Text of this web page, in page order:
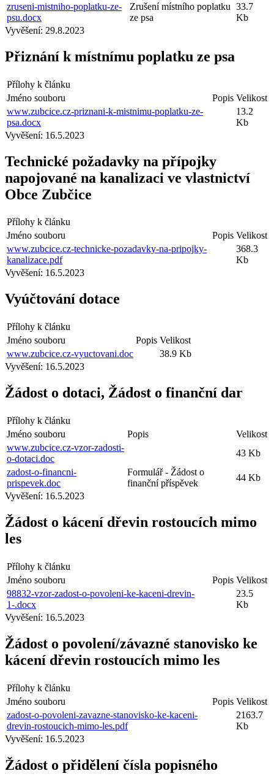
zruseni-mistniho-poplatku-ze-
psu.docx
Zrušení místního poplatku
ze psa
33.7
Kb
Vyvěšení: 29.8.2023
Přiznání k místnímu poplatku ze psa
Přílohy k článku
Jméno souboru
Popis Velikost
www.zubcice.cz-priznani-k-mistnimu-poplatku-ze-
psa.docx
13.2
Kb
Vyvěšení: 16.5.2023
Technické požadavky na přípojky
napojované na kanalizaci ve vlastnictví
Obce Zubčice
Přílohy k článku
Jméno souboru
Popis Velikost
www.zubcice.cz-technicke-pozadavky-na-pripojky-
kanalizace.pdf
368.3
Kb
Vyvěšení: 16.5.2023
Vyúčtování dotace
Přílohy k článku
Jméno souboru
Popis Velikost
www.zubcice.cz-vyuctovani.doc
38.9 Kb
Vyvěšení: 16.5.2023
Žádost o dotaci, Žádost o finanční dar
Přílohy k článku
Jméno souboru
Popis
Velikost
www.zubcice.cz-vzor-zadosti-
o-dotaci.doc
43 Kb
zadost-o-financni-
prispevek.doc
Formulář - Žádost o
finanční příspěvek
44 Kb
Vyvěšení: 16.5.2023
Žádost o kácení dřevin rostoucích mimo
les
Přílohy k článku
Jméno souboru
Popis Velikost
98832-vzor-zadost-o-povoleni-ke-kaceni-drevin-
1-.docx
23.5
Kb
Vyvěšení: 16.5.2023
Žádost o povolení/závazné stanovisko ke
kácení dřevin rostoucích mimo les
Přílohy k článku
Jméno souboru
Popis Velikost
zadost-o-povoleni-zavazne-stanovisko-ke-kaceni-
drevin-rostoucich-mimo-les.pdf
2163.7
Kb
Vyvěšení: 16.5.2023
Žádost o přidělení čísla popisného